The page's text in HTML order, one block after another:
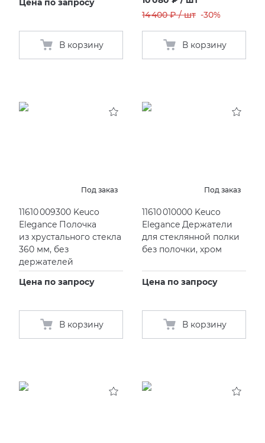
Цена по запросу
В корзину
14 400 ₽ / шт -30%
В корзину
Под заказ
11610 009300 Keuco
Elegance Полочка
из хрустального стекла
360 мм, без
держателей
Цена по запросу
В корзину
Под заказ
11610 010000 Keuco
Elegance Держатели
для стеклянной полки
без полочки, хром
Цена по запросу
В корзину